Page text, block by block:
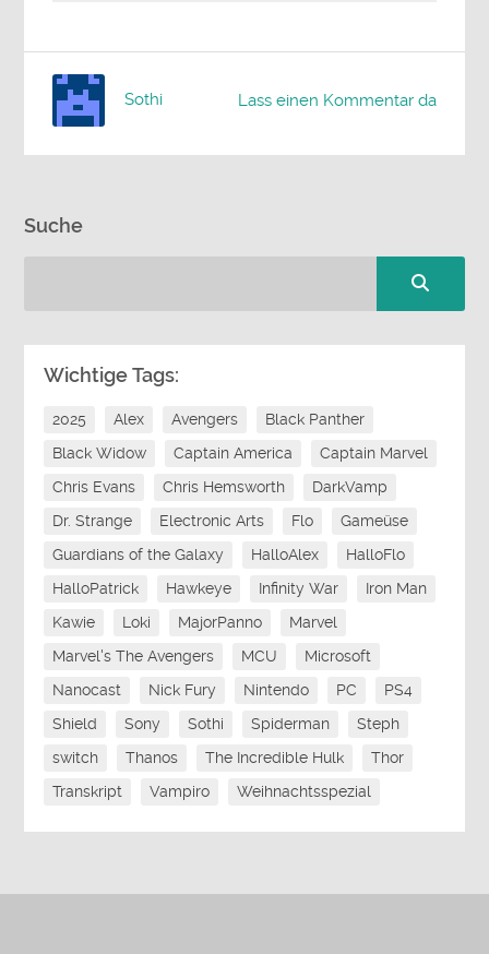
Lass einen Kommentar da
Sothi
Suche
Wichtige Tags:
2025 Alex Avengers
Black Panther
Black Widow
Captain America
Captain Marvel
Chris Evans
Chris Hemsworth
DarkVamp
Dr. Strange
Electronic Arts Flo
Gameüse
Guardians of the Galaxy
HalloAlex
HalloFlo
HalloPatrick
Hawkeye Infinity War
Iron Man
Kawie
Loki MajorPanno
Marvel
Marvel's The Avengers
MCU
Microsoft
Nanocast
Nick Fury Nintendo PC
PS4
Shield
Sony Sothi Spiderman
Steph
switch
Thanos The Incredible Hulk
Thor
Transkript
Vampiro Weihnachtsspezial